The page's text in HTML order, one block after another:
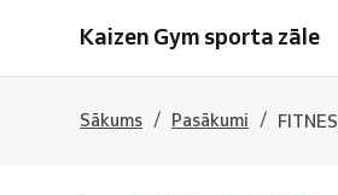
Kaizen Gym sporta zāle
Sākums / Pasākumi /